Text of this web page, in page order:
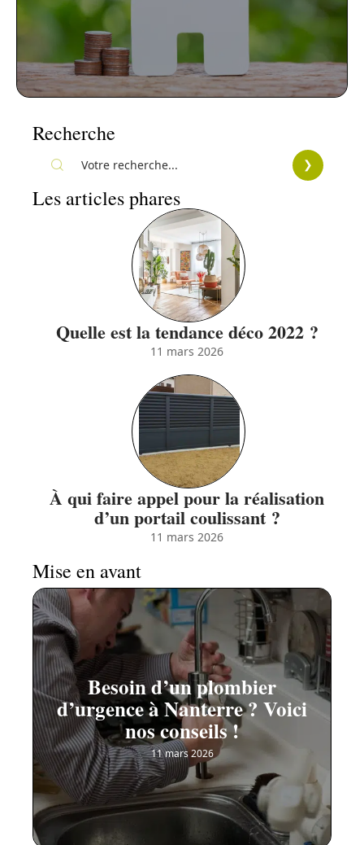
Recherche
Les articles phares
Quelle est la tendance déco 2022 ?
11 mars 2026
À qui faire appel pour la réalisation
d’un portail coulissant ?
11 mars 2026
Mise en avant
Besoin d’un plombier
d’urgence à Nanterre ? Voici
nos conseils !
11 mars 2026